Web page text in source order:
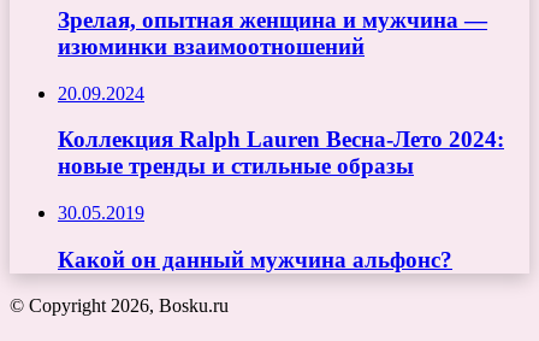
Зрелая, опытная женщина и мужчина —
изюминки взаимоотношений
20.09.2024
Коллекция Ralph Lauren Весна-Лето 2024:
новые тренды и стильные образы
30.05.2019
Какой он данный мужчина альфонс?
© Copyright 2026, Bosku.ru